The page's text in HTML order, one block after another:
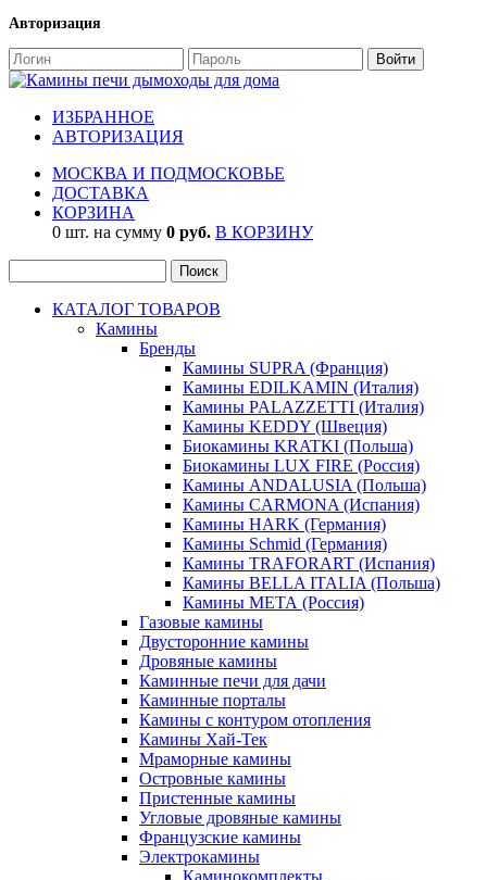
Авторизация
ИЗБРАННОЕ
АВТОРИЗАЦИЯ
МОСКВА И ПОДМОСКОВЬЕ
ДОСТАВКА
КОРЗИНА
0 шт. на сумму 0 руб. В КОРЗИНУ
КАТАЛОГ ТОВАРОВ
Камины
Бренды
Камины SUPRA (Франция)
Камины EDILKAMIN (Италия)
Камины PALAZZETTI (Италия)
Камины KEDDY (Швеция)
Биокамины KRATKI (Польша)
Биокамины LUX FIRE (Россия)
Камины ANDALUSIA (Польша)
Камины CARMONA (Испания)
Камины HARK (Германия)
Камины Schmid (Германия)
Камины TRAFORART (Испания)
Камины BELLA ITALIA (Польша)
Камины МЕТА (Россия)
Газовые камины
Двусторонние камины
Дровяные камины
Каминные печи для дачи
Каминные порталы
Камины с контуром отопления
Камины Хай-Тек
Мраморные камины
Островные камины
Пристенные камины
Угловые дровяные камины
Французские камины
Электрокамины
Каминокомплекты